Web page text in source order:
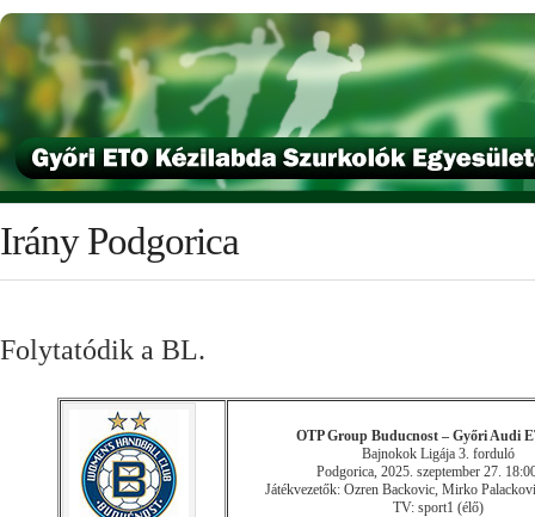
Irány Podgorica
Folytatódik a BL.
OTP Group Buducnost – Győri Audi
Bajnokok Ligája 3. forduló
Podgorica, 2025. szeptember 27.
Játékvezetők: Ozren Backovic, Mirko
TV: sport1 (élő)